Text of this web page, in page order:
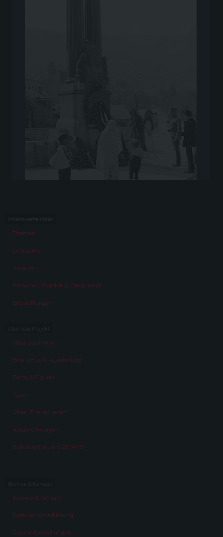
Themen
Zeiträume
Aspekte
Personen, Objekte & Ereignissse
Entwicklungen
Über das Projekt
Eine virtuelle Ausstellung
Facts & Figures
Team
Über „Erinnerungen“
Auszeichnungen
Schulwettbewerb 2014/15
Service & Kontakt
Datenschutzerklärung
Cookie-Einstellungen